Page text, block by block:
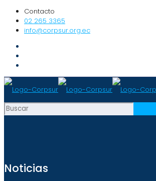
Contacto
02 265 3365
info@corpsur.org.ec
Noticias